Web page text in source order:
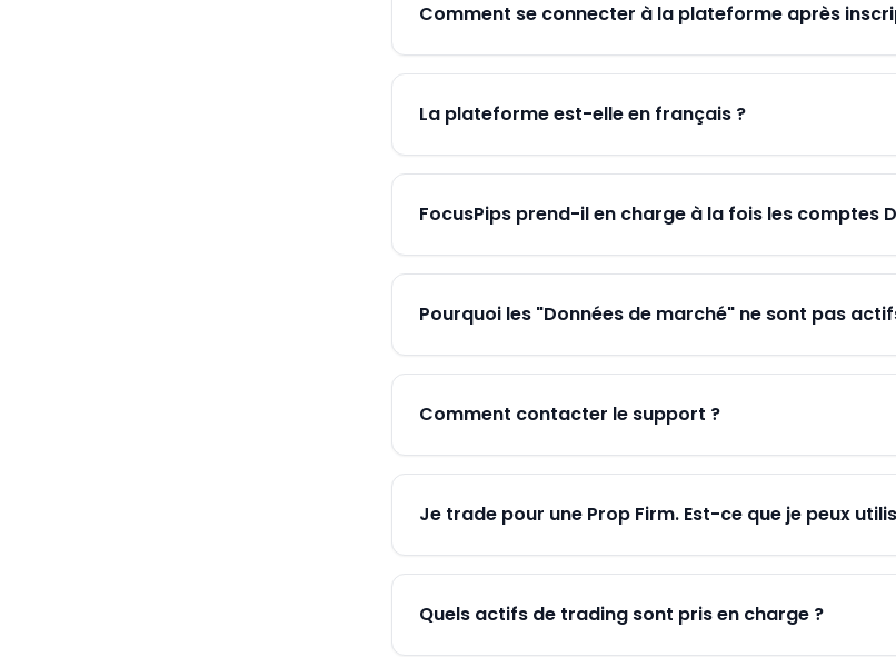
Comment se connecter à la plateforme après
La plateforme est-elle en français ?
FocusPips prend-il en charge à la fois les comptes
Pourquoi les "Données de marché" ne sont pas
Comment contacter le support ?
Je trade pour une Prop Firm. Est-ce que je peux
Quels actifs de trading sont pris en charge ?